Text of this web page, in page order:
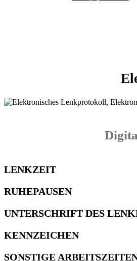
LENKZEIT
RUHEPAUSEN
UNTERSCHRIFT DES
KENNZEICHEN
SONSTIGE